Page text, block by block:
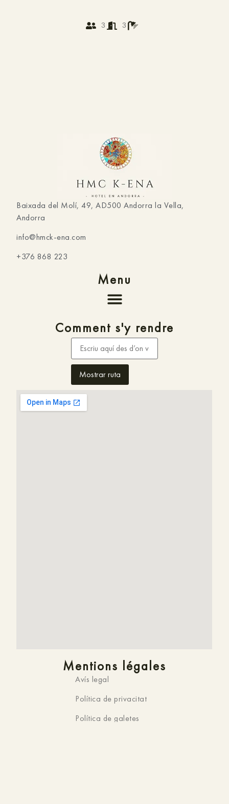
3 3
Baixada del Molí, 49, AD500 Andorra la Vella,
Andorra
info@hmck-ena.com
+376 868 223
Menu
Comment s'y rendre
Mentions légales
Avís legal
Política de privacitat
Política de galetes